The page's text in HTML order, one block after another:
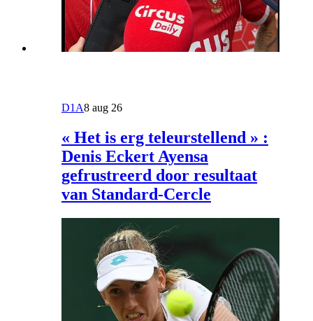
D1A8 aug 26
« Het is erg teleurstellend » :
Denis Eckert Ayensa
gefrustreerd door resultaat
van Standard-Cercle